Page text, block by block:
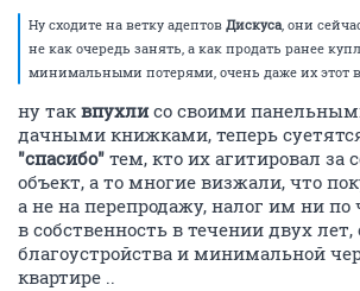
Ну сходите на ветку адептов Дискуса, они
не как очередь занять, а как продать ранее
минимальными потерями, очень даже их этот
ну так впухлисо своими
дачными книжками, теперь
"спасибо" тем, кто их агитировал за
объект, а то многие визжали, что
а не на перепродажу, налог им ни
в собственность в течении двух лет,
благоустройства и минимальной
квартире ..